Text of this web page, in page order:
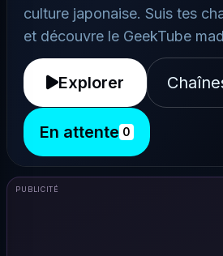
culture japonaise. Suis tes
et découvre le GeekTube
Explorer
En attente 0
PUBLICITÉ